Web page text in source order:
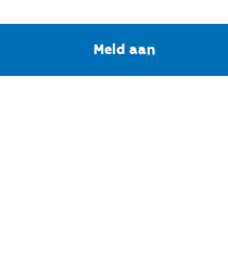
Meld aan